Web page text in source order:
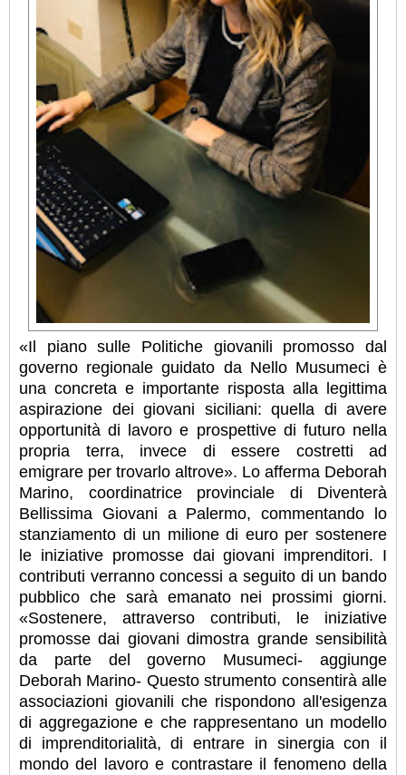
«Il piano sulle Politiche giovanili promosso dal
governo regionale guidato da Nello Musumeci è
una concreta e importante risposta alla legittima
aspirazione dei giovani siciliani: quella di avere
opportunità di lavoro e prospettive di futuro nella
propria terra, invece di essere costretti ad
emigrare per trovarlo altrove». Lo afferma Deborah
Marino, coordinatrice provinciale di Diventerà
Bellissima Giovani a Palermo, commentando lo
stanziamento di un milione di euro per sostenere
le iniziative promosse dai giovani imprenditori. I
contributi verranno concessi a seguito di un bando
pubblico che sarà emanato nei prossimi giorni.
«Sostenere, attraverso contributi, le iniziative
promosse dai giovani dimostra grande sensibilità
da parte del governo Musumeci- aggiunge
Deborah Marino- Questo strumento consentirà alle
associazioni giovanili che rispondono all'esigenza
di aggregazione e che rappresentano un modello
di imprenditorialità, di entrare in sinergia con il
mondo del lavoro e contrastare il fenomeno della